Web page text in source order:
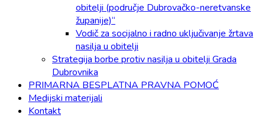
obitelji (područje Dubrovačko-neretvanske
županije)“
Vodič za socijalno i radno uključivanje žrtava
nasilja u obitelji
Strategija borbe protiv nasilja u obitelji Grada
Dubrovnika
PRIMARNA BESPLATNA PRAVNA POMOĆ
Medijski materijali
Kontakt